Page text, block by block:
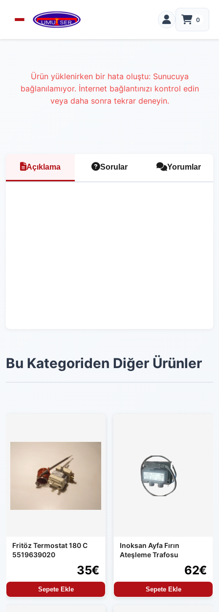
0
Ürün yüklenirken bir hata oluştu: Sunucuya
bağlanılamıyor. İnternet bağlantınızı kontrol edin
veya daha sonra tekrar deneyin.
Açıklama Sorular Yorumlar
Bu Kategoriden Diğer Ürünler
Fritöz Termostat 180 C
5519639020
35€
Sepete Ekle
Inoksan Ayfa Fırın
Ateşleme Trafosu
62€
Sepete Ekle